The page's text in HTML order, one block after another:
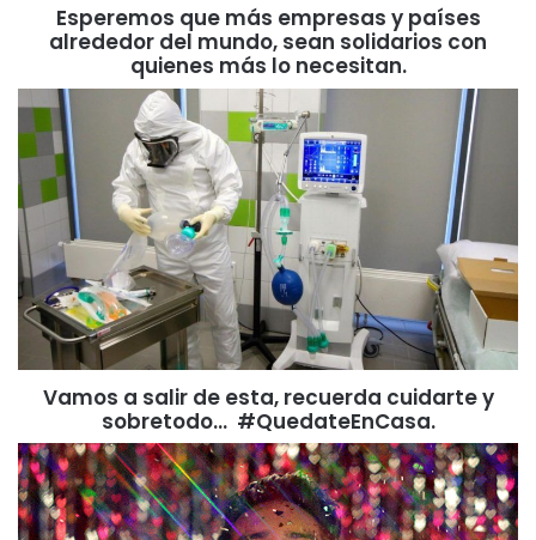
Esperemos que más empresas y países
alrededor del mundo, sean solidarios con
quienes más lo necesitan.
Vamos a salir de esta, recuerda cuidarte y
sobretodo… #QuedateEnCasa.